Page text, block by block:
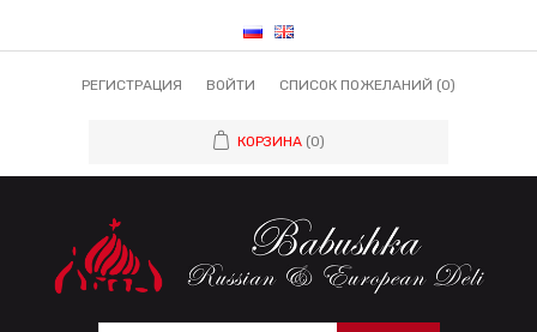
РЕГИСТРАЦИЯ ВОЙТИ СПИСОК ПОЖЕЛАНИЙ (0)
КОРЗИНА (0)